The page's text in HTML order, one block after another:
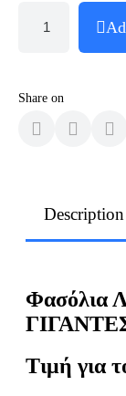
Share on
Description
Φασόλια
Τιμή για